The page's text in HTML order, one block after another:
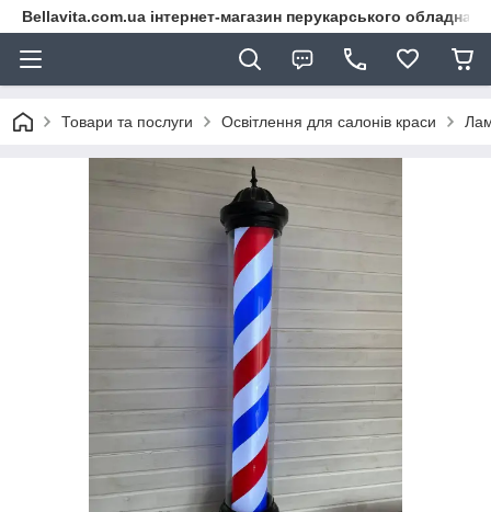
Bellavita.com.ua інтернет-магазин перукарського
Товари та послуги Освітлення для салонів краси